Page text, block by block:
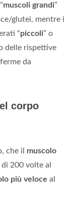
muscoli grandi”
glutei, mentre i
“piccoli” o
delle rispettive
da
corpo
che il muscolo
200 volte al
più veloce al